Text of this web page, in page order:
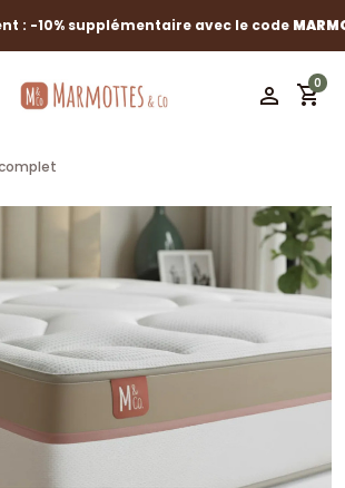
supplémentaire avec le codeMARMOTTES
perm_identity shopping_cart
0